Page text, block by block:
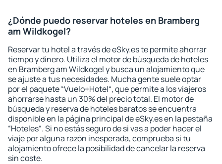
¿Dónde puedo reservar hoteles en Bramberg
am Wildkogel?
Reservar tu hotel a través de eSky.es te permite ahorrar
tiempo y dinero. Utiliza el motor de búsqueda de hoteles
en Bramberg am Wildkogel y busca un alojamiento que
se ajuste a tus necesidades. Mucha gente suele optar
por el paquete “Vuelo+Hotel“, que permite a los viajeros
ahorrarse hasta un 30% del precio total. El motor de
búsqueda y reserva de hoteles baratos se encuentra
disponible en la página principal de eSky.es en la pestaña
“Hoteles“. Si no estás seguro de si vas a poder hacer el
viaje por alguna razón inesperada, comprueba si tu
alojamiento ofrece la posibilidad de cancelar la reserva
sin coste.